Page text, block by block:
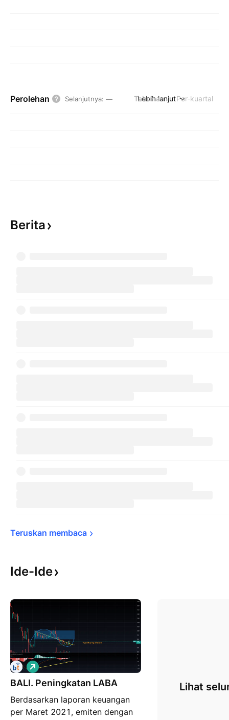
Perolehan Selanjutnya: — Tahunan Per-kuartal
Lebih lanjut
Berita
Teruskan membaca
Ide-Ide
BALI. Peningkatan LABA
Berdasarkan laporan keuangan
per Maret 2021, emiten dengan
P
e
m
e
l
i
Lihat